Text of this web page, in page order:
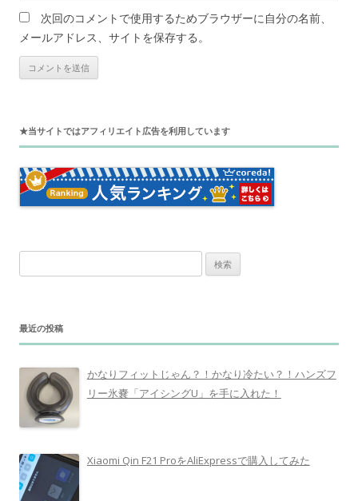
次回のコメントで使用するためブラウザーに自分の名前、
メールアドレス、サイトを保存する。
★当サイトではアフィリエイト広告を利用しています
索
最近の投稿
かなりフィットじゃん？！かなり冷たい？！ハンズフ
リー氷嚢「アイシングU」を手に入れた！
Xiaomi Qin F21 ProをAliExpressで購入してみた